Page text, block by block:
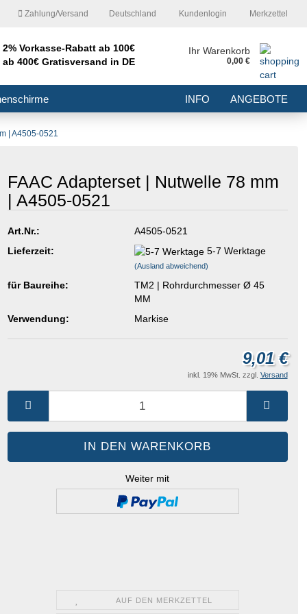
Zahlung/Versand Deutschland Kundenlogin
Konto erstellen
Passwort vergessen?
Merkzettel
2% Vorkasse-Rabatt ab 100€
ab 400€ Gratisversand in DE
Ihr Warenkorb
0,00 €
INFO ANGEBOTE
| A4505-0521
FAAC Adapterset | Nutwelle 78 mm
| A4505-0521
Art.Nr.:
A4505-0521
Lieferzeit:
5-7 Werktage
(Ausland abweichend)
für Baureihe:
TM2 | Rohrdurchmesser Ø 45
MM
Verwendung:
Markise
9,01 €
inkl. 19% MwSt. zzgl. Versand
Weiter mit
AUF DEN MERKZETTEL